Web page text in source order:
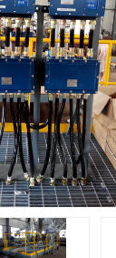
卸车鹤
输油臂
火车鹤
顶部鹤
低温鹤
鹤管